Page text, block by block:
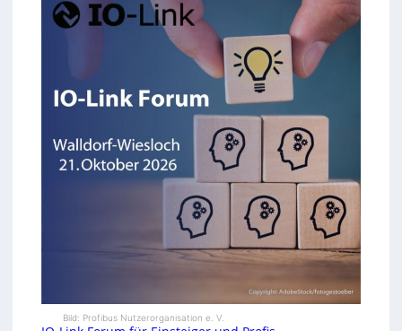
Bild: Profibus Nutzerorganisation e. V.